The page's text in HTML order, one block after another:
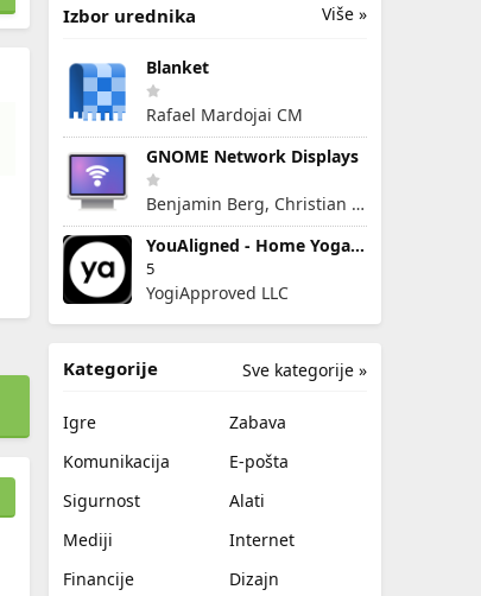
Više »
Izbor urednika
Blanket
Rafael Mardojai CM
GNOME Network Displays
Benjamin Berg, Christian Glombek
YouAligned - Home Yoga Classes
5
YogiApproved LLC
Sve kategorije »
Kategorije
Igre
Zabava
Komunikacija
E-pošta
Sigurnost
Alati
Mediji
Internet
Financije
Dizajn